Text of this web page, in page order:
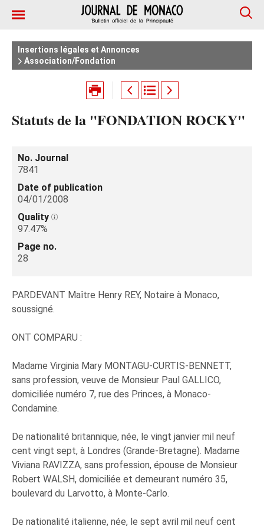
Insertions légales et Annonces
Association/Fondation
Statuts de la "FONDATION ROCKY"
No. Journal
7841
Date of publication
04/01/2008
Quality
97.47%
Page no.
28
PARDEVANT Maître Henry REY, Notaire à Monaco,
soussigné.
ONT COMPARU :
Madame Virginia Mary MONTAGU-CURTIS-BENNETT,
sans profession, veuve de Monsieur Paul GALLICO,
domiciliée numéro 7, rue des Princes, à Monaco-
Condamine.
De nationalité britannique, née, le vingt janvier mil neuf
cent vingt sept, à Londres (Grande-Bretagne). Madame
Viviana RAVIZZA, sans profession, épouse de Monsieur
Robert WALSH, domiciliée et demeurant numéro 35,
boulevard du Larvotto, à Monte-Carlo.
De nationalité italienne, née, le sept avril mil neuf cent